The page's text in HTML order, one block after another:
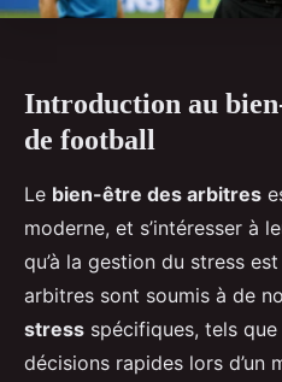
Introduction au
de football
Le bien-être des arbitres
moderne, et s’intéresser à
qu’à la gestion du stress
arbitres sont soumis à de
stress spécifiques, tels
décisions rapides lors d’un